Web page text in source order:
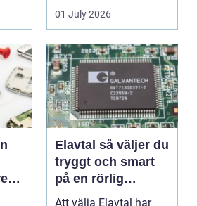
hjem og erhvervs...
01 July 2026
Elavtal så väljer du
tryggt och smart
på en rörlig
elmarknad
Att välja Elavtal har